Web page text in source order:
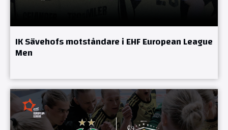
IK Sävehofs motståndare i EHF European League
Men